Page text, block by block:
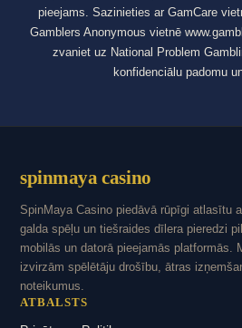
pieejams. Sazinieties ar GamCare
Gamblers Anonymous vietnē
zvaniet uz National Problem
konfidenciālu padomu
spinmaya casino
SpinMaya Casino piedāvā rūpīgi atlasītu
galda spēļu un tiešraides dīlera pieredzi
mobilās un datorā pieejamās platformās.
izvirzām spēlētāju drošību, ātras
noteikumus.
ATBALSTS